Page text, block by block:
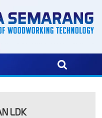
LDK